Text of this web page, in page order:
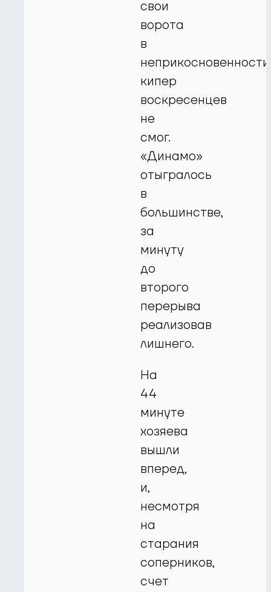
свои
ворота
в
неприкосновенности
кипер
воскресенцев
не
смог.
«Динамо»
отыгралось
в
большинстве,
за
минуту
до
второго
перерыва
реализовав
лишнего.
На
44
минуте
хозяева
вышли
вперед,
и,
несмотря
на
старания
соперников,
счет